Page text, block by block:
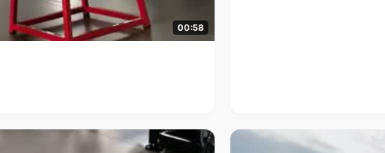
00:58